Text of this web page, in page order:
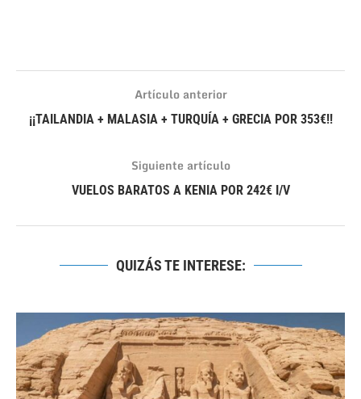
Artículo anterior
¡¡TAILANDIA + MALASIA + TURQUÍA + GRECIA POR 353€!!
Siguiente artículo
VUELOS BARATOS A KENIA POR 242€ I/V
QUIZÁS TE INTERESE: